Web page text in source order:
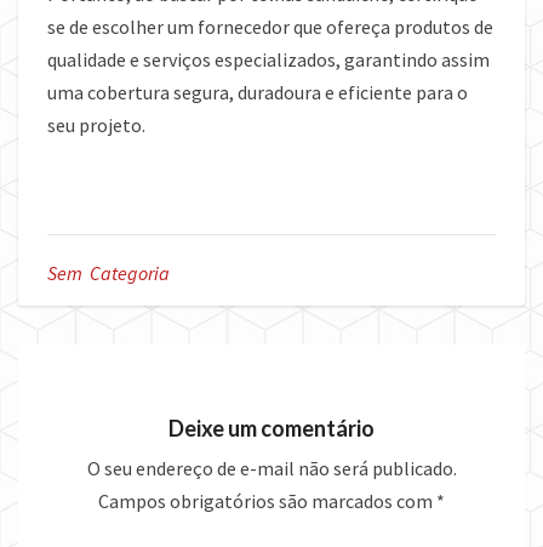
se de escolher um fornecedor que ofereça produtos de
qualidade e serviços especializados, garantindo assim
uma cobertura segura, duradoura e eficiente para o
seu projeto.
Sem Categoria
Deixe um comentário
O seu endereço de e-mail não será publicado.
Campos obrigatórios são marcados com *